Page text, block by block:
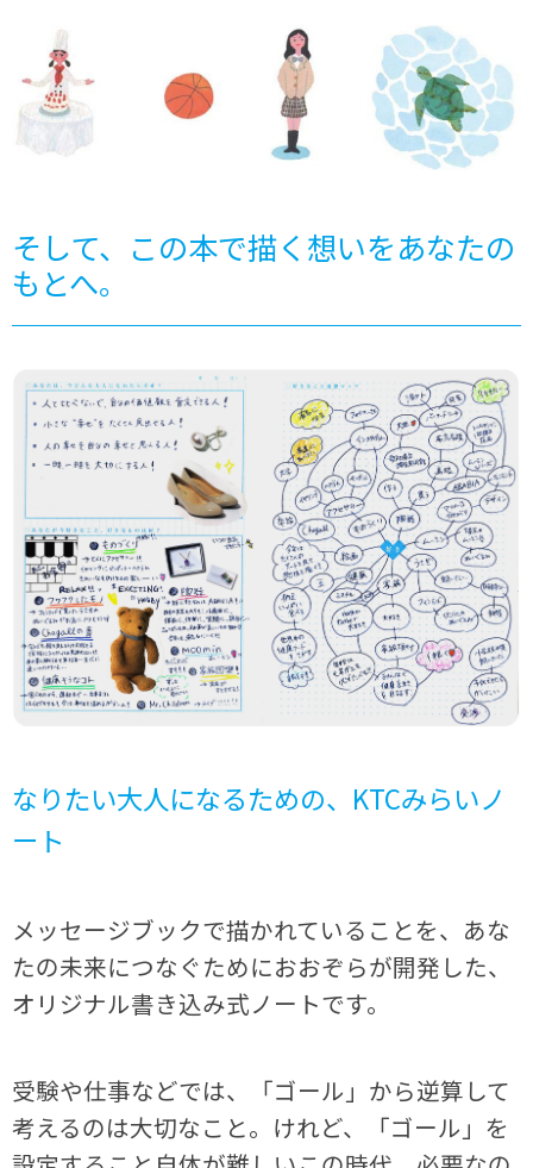
そして、この本で描く想いをあなたの
もとへ。
なりたい大人になるための、KTCみらいノ
ート
メッセージブックで描かれていることを、あな
たの未来につなぐためにおおぞらが開発した、
オリジナル書き込み式ノートです。
受験や仕事などでは、「ゴール」から逆算して
考えるのは大切なこと。けれど、「ゴール」を